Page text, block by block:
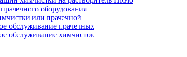
оборудования
или прачечной
обслуживание прачечных
обслуживание химчисток